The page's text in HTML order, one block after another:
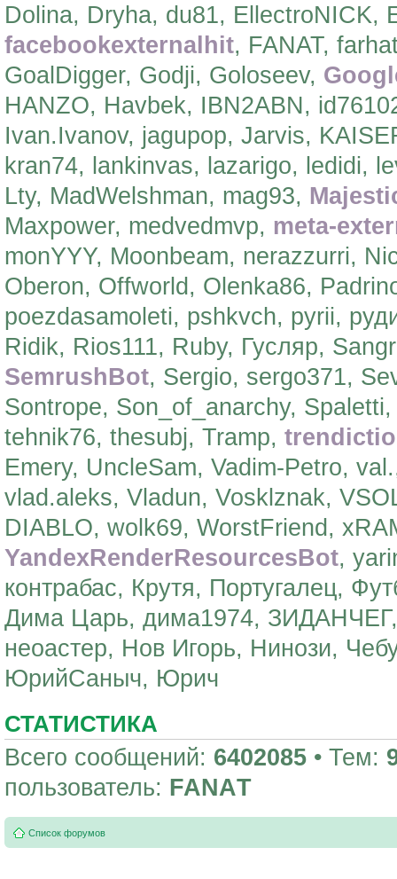
Dolina, Dryha, du81, EllectroNICK,
facebookexternalhit, FANAT,
GoalDigger, Godji, Goloseev,
HANZO, Havbek, IBN2ABN,
Ivan.Ivanov, jagupop, Jarvis,
kran74, lankinvas, lazarigo, ledidi,
Lty, MadWelshman, mag93,
Maxpower, medvedmvp, meta-
monYYY, Moonbeam, nerazzurri,
Oberon, Offworld, Olenka86,
poezdasamoleti, pshkvch, pyrii,
Ridik, Rios111, Ruby, Гусляр,
SemrushBot, Sergio, sergo371,
Sontrope, Son_of_anarchy,
tehnik76, thesubj, Tramp,
Emery, UncleSam, Vadim-Petro,
vlad.aleks, Vladun, Vosklznak,
DIABLO, wolk69, WorstFriend,
YandexRenderResourcesBot,
контрабас, Крутя, Португалец,
Дима Царь, дима1974,
неоастер, Нов Игорь, Нинози,
ЮрийСаныч, Юрич
СТАТИСТИКА
Всего сообщений: 6402085 • Тем:
пользователь: FANAТ
Список форумов